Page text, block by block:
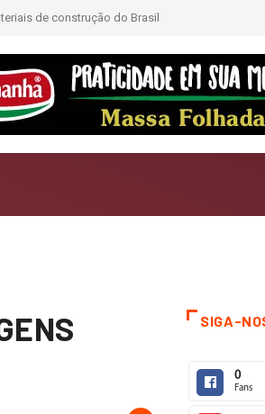
e passa a contar histórias; Forward
SIGA-
0
Fans